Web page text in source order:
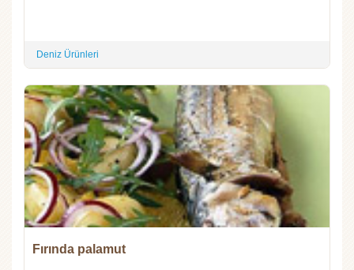
Deniz Ürünleri
Fırında palamut